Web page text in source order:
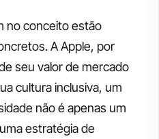
no conceito estão
A Apple, por
seu valor de mercado
cultura inclusiva, um
não é apenas um
estratégia de